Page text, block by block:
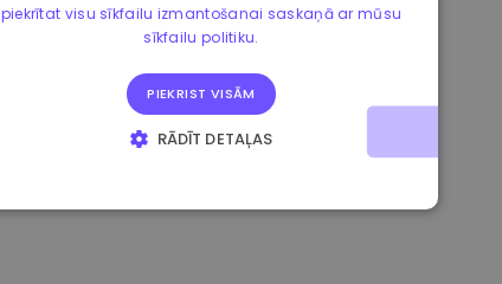
+2.60%
piekrītat visu sīkfailu izmantošanai saskaņā ar mūsu
sīkfailu politiku.
PIEKRIST VISĀM
RĀDĪT DETAĻAS